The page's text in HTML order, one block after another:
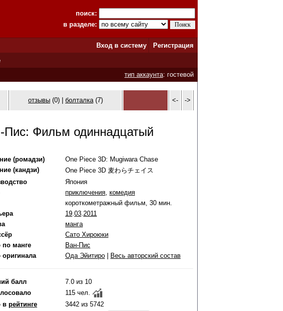
поиск:
в разделе:
Вход в систему
Регистрация
тип аккаунта: гостевой
отзывы (0) | болталка(7) <- ->
Пис: Фильм одиннадцатый
(ромадзи)
One Piece 3D: Mugiwara Chase
(кандзи)
One Piece 3D 麦わらチェイス
Япония
приключения, комедия
короткометражный фильм, 30 мин.
19.03.2011
манга
Сато Хироюки
по манге
Ван-Пис
оригинала
Ода Эйитиро Весь авторский состав
балл
7.0 из 10
115 чел.
в рейтинге
3442 из 5742